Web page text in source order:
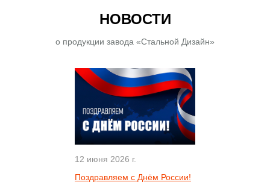
НОВОСТИ
о продукции завода «Стальной Дизайн»
12 июня 2026 г.
Поздравляем с Днём России!